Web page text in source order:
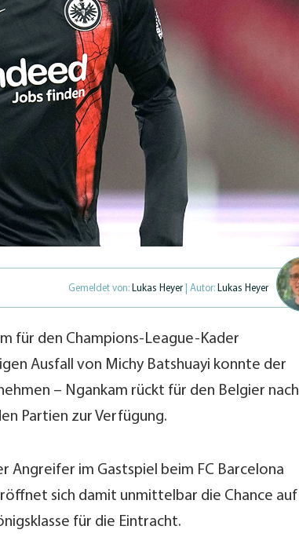
Gemeldet von: Lukas Heyer | Autor: Lukas Heyer
für den Champions-League-Kader
Ausfall von Michy Batshuayi konnte der
– Ngankam rückt für den Belgier nach
Partien zur Verfügung.
Angreifer im Gastspiel beim FC Barcelona
sich damit unmittelbar die Chance auf
für die Eintracht.